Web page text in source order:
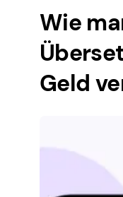
Wie
Geld